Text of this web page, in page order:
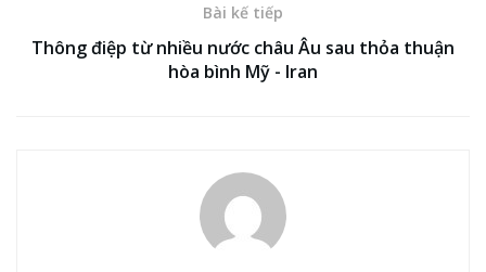
Bài kế tiếp
Thông điệp từ nhiều nước châu Âu sau thỏa thuận
hòa bình Mỹ - Iran